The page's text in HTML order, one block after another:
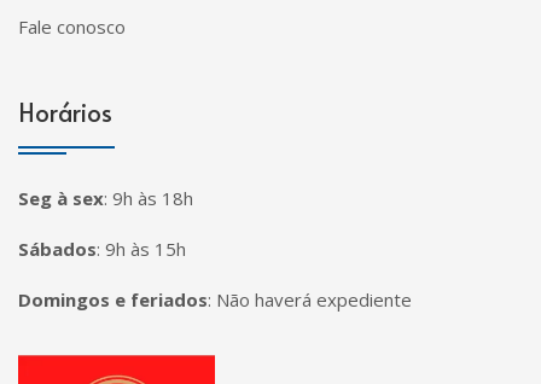
Fale conosco
Horários
Seg à sex: 9h às 18h
Sábados: 9h às 15h
Domingos e feriados: Não haverá expediente
Página inicial